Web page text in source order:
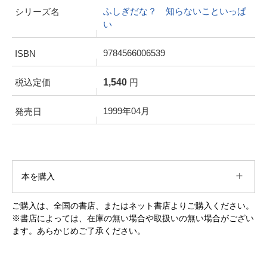
シリーズ名
ふしぎだな？ 知らないこといっぱ
い
ISBN 9784566006539
税込定価 1,540円
発売日 1999年04月
本を購入
ご購入は、全国の書店、またはネット書店よりご購入ください。
※書店によっては、在庫の無い場合や取扱いの無い場合がござい
ます。あらかじめご了承ください。